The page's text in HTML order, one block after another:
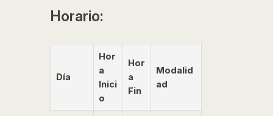
Horario:
Día
Hor
a
Inici
o
Hor
a
Fin
Modalid
ad